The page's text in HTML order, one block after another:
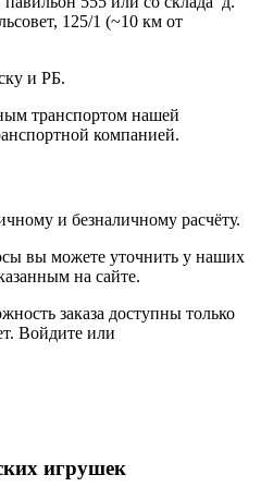
125/1 (~10 км от
и РБ.
транспортом нашей
компанией.
и безналичному расчёту.
вы можете уточнить у наших
на сайте.
заказа доступны только
Войдите или
игрушек